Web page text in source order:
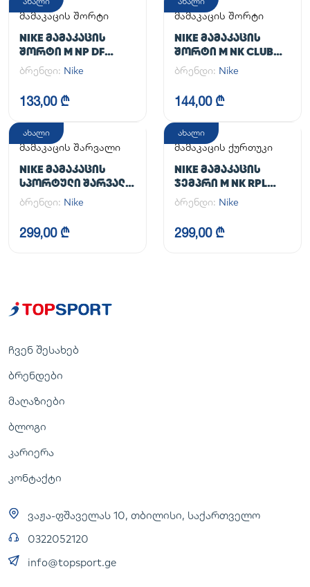
მამაკაცის შორტი
NIKE ᲛᲐᲛᲐᲙᲐᲪᲘᲡ
ᲨᲝᲠᲢᲘ M NP DF
LONG SHORT
ბრენდი: Nike
133,00 ₾
მამაკაცის შორტი
NIKE ᲛᲐᲛᲐᲙᲐᲪᲘᲡ
ᲨᲝᲠᲢᲘ M NK CLUB
FLOW SHORT
ბრენდი: Nike
144,00 ₾
ახალი
მამაკაცის შარვალი
NIKE ᲛᲐᲛᲐᲙᲐᲪᲘᲡ
ᲡᲞᲝᲠᲢᲣᲚᲘ ᲨᲐᲠᲕᲐᲚᲘ
M NK DF UNLIMITED
PANT TPR
ბრენდი: Nike
299,00 ₾
ახალი
მამაკაცის ქურთუკი
NIKE ᲛᲐᲛᲐᲙᲐᲪᲘᲡ
ᲯᲔᲛᲞᲠᲘ M NK RPL
UNLIMITED JKT
ბრენდი: Nike
299,00 ₾
ჩვენ შესახებ
ბრენდები
მაღაზიები
ბლოგი
კარიერა
კონტაქტი
ვაჟა-ფშაველას 10, თბილისი, საქართველო
0322052120
info@topsport.ge